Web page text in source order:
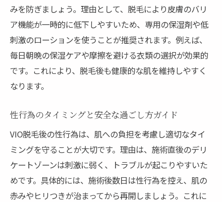
みを防ぎましょう。理由として、脱毛により皮膚のバリ
ア機能が一時的に低下しやすいため、専用の保湿剤や低
刺激のローションを使うことが推奨されます。例えば、
毎日朝晩の保湿ケアや摩擦を避ける衣類の選択が効果的
です。これにより、脱毛後も健康的な肌を維持しやすく
なります。
性行為のタイミングと安全な過ごし方ガイド
VIO脱毛後の性行為は、肌への負担を考慮し適切なタイ
ミングを守ることが大切です。理由は、施術直後のデリ
ケートゾーンは刺激に弱く、トラブルが起こりやすいた
めです。具体的には、施術後数日は性行為を控え、肌の
赤みやヒリつきが治まってから再開しましょう。これに